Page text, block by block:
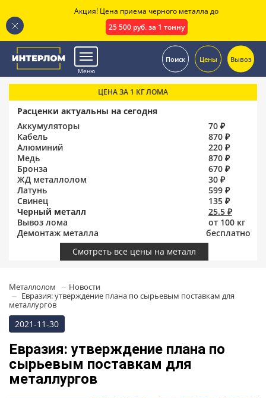
Меню
Поиск Цены Вывоз
ЦЕНА ЗА 1 КГ ЛОМА
Расценки актуальны на сегодня
Аккумуляторы
70 ₽
Кабель
870 ₽
Алюминий
220 ₽
Медь
870 ₽
Бронза
670 ₽
ЖД металлолом
30 ₽
Латунь
599 ₽
Свинец
135 ₽
Черный металл
25.5 ₽
Вывоз лома
от 100 кг
Демонтаж металла
бесплатно
Смотреть все цены на металл
Металлолом
Новости
Евразия: утверждение плана по сырьевым поставкам для
металлургов
2021-11-30
Евразия: утверждение плана по
сырьевым поставкам для
металлургов
Акция! Цена приема черного металла до
25 500 руб. за 1 тонну
.